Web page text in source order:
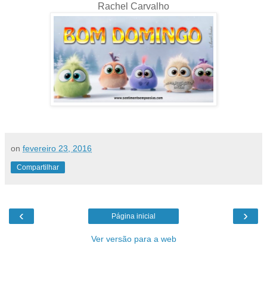
Rachel Carvalho
on fevereiro 23, 2016
Compartilhar
‹ ›
Página inicial
Ver versão para a web